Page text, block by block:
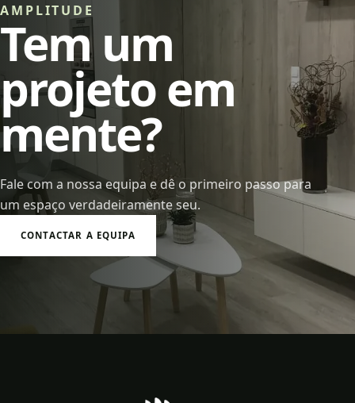
AMPLITUDE
Tem um
projeto em
mente?
Fale com a nossa equipa e dê o primeiro passo para
um espaço verdadeiramente seu.
CONTACTAR A EQUIPA